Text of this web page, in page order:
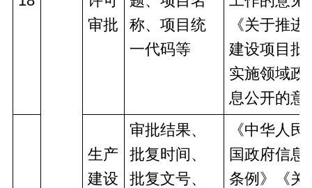
审批
称、项目统
一代码等
《关于推进
建设项目批
实施领域政
息公开的意
生产
建设
审批结果、
批复时间、
批复文号、
《中华人民
国政府信息
条例》《关